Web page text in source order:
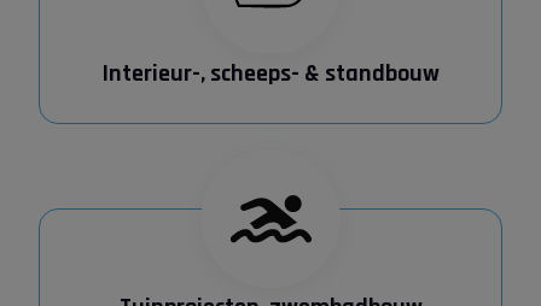
Interieur-, scheeps- & standbouw